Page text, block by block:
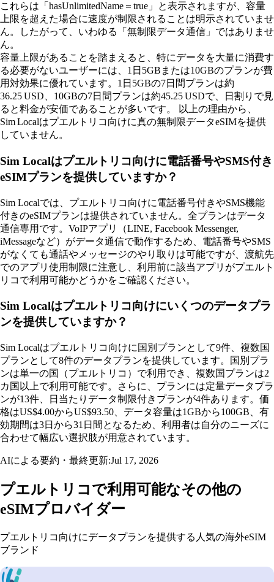
これらは「hasUnlimitedName＝true」と表示されますが、容量
上限を超えた場合に速度が制限されることは明示されていませ
ん。したがって、いわゆる「無制限データ通信」ではありませ
ん。
容量上限があることを踏まえると、特にデータを大量に消費す
る必要がないユーザーには、1日5GBまたは10GBのプランが費
用対効果に優れています。1日5GBの7日間プランは約
36.25 USD、10GBの7日間プランは約45.25 USDで、日割りで見
ると料金が安価であることが多いです。 以上の理由から、
Sim Localはプエルトリコ向けに真の無制限データeSIMを提供
していません。
Sim Localはプエルトリコ向けに電話番号やSMS付き
eSIMプランを提供していますか？
Sim Localでは、プエルトリコ向けに電話番号付きやSMS機能
付きのeSIMプランは提供されていません。全プランはデータ
通信専用です。VoIPアプリ（LINE, Facebook Messenger,
iMessageなど）がデータ通信で動作するため、電話番号やSMS
がなくても通話やメッセージのやり取りは可能ですが、渡航先
でのアプリ使用制限に注意し、利用前に該当アプリがプエルト
リコで利用可能かどうかをご確認ください。
Sim Localはプエルトリコ向けにいくつのデータプラ
ンを提供していますか？
Sim Localはプエルトリコ向けに国別プランとして9件、複数国
プランとして8件のデータプランを提供しています。国別プラ
ンは単一の国（プエルトリコ）で利用でき、複数国プランは2
カ国以上で利用可能です。さらに、プランには定量データプラ
ンが13件、日当たりデータ制限付きプランが4件あります。価
格はUS$4.00からUS$93.50、データ容量は1GBから100GB、有
効期間は3日から31日間となるため、利用者は自分のニーズに
合わせて幅広い選択肢が用意されています。
AIによる要約・最終更新:Jul 17, 2026
プエルトリコで利用可能なその他の
eSIMプロバイダー
プエルトリコ向けにデータプランを提供する人気の海外eSIM
ブランド